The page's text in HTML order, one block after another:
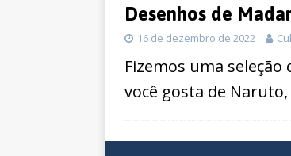
Desenhos de
16 de dezembro de 2022
Fizemos uma
você gosta de